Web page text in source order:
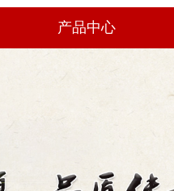
产品中心